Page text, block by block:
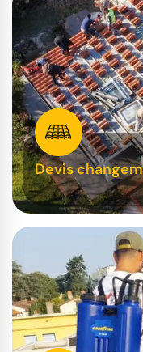
Devis